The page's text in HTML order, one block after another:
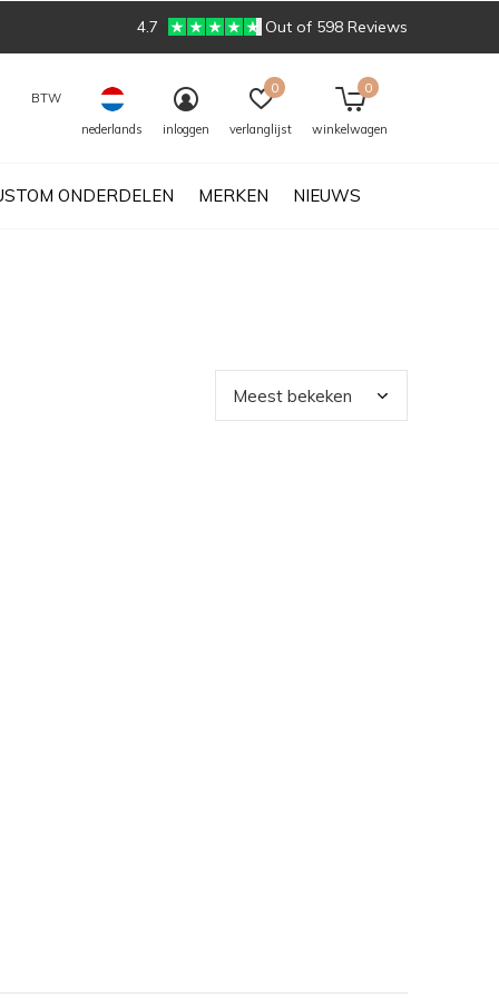
ONDERDELEN MERKEN NIEUWS
BTW
nederlands
inloggen verlanglijst
0
winkelwagen
0
4.7 Out of 598 Reviews